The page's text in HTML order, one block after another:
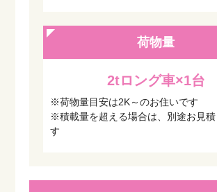
荷物量
2tロング車×1台
※荷物量目安は2K～のお住いです
※積載量を超える場合は、別途お見積
す